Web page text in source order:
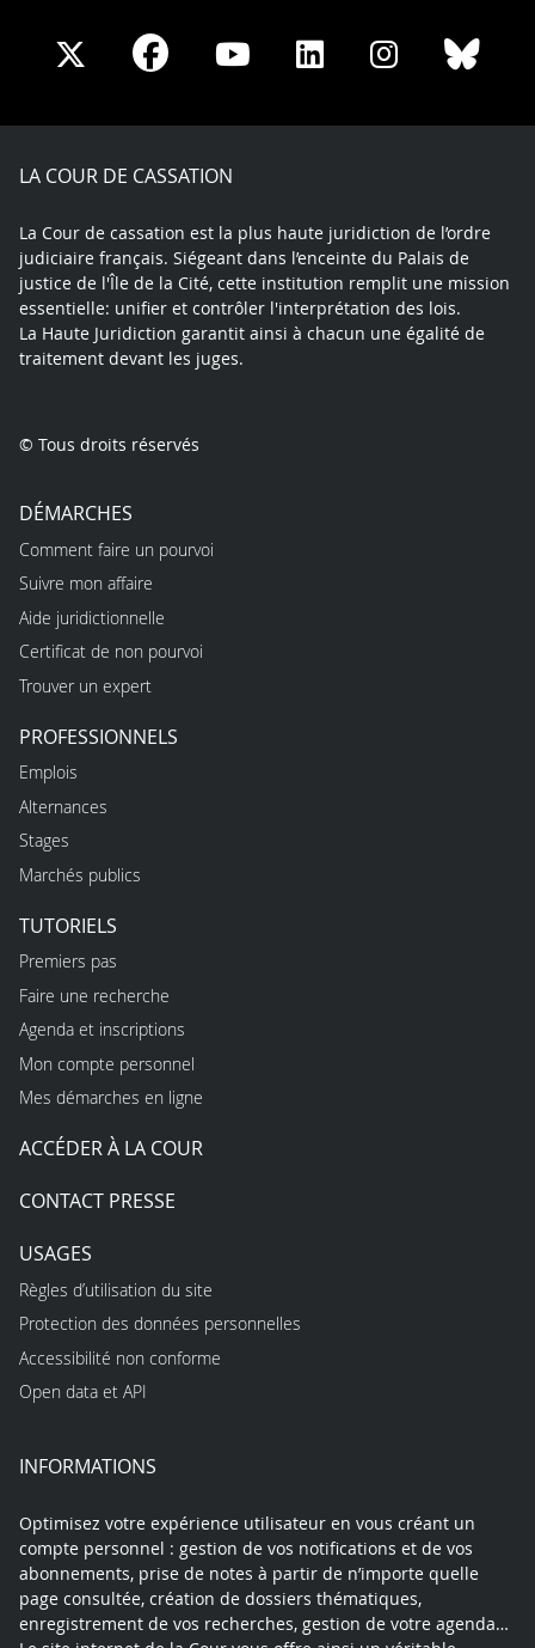
Share
X
Share
Facebook
Share
Youtube
Share
LinkedIn
Share
Instagram
LA COUR DE CASSATION
La Cour de cassation est la plus haute juridiction de l’ordre
judiciaire français. Siégeant dans l’enceinte du Palais de
justice de l'Île de la Cité, cette institution remplit une mission
essentielle: unifier et contrôler l'interprétation des lois.
La Haute Juridiction garantit ainsi à chacun une égalité de
traitement devant les juges.
© Tous droits réservés
DÉMARCHES
Comment faire un pourvoi
Suivre mon affaire
Aide juridictionnelle
Certificat de non pourvoi
Trouver un expert
PROFESSIONNELS
Emplois
Alternances
Stages
Marchés publics
TUTORIELS
Premiers pas
Faire une recherche
Agenda et inscriptions
Mon compte personnel
Mes démarches en ligne
ACCÉDER À LA COUR
CONTACT PRESSE
USAGES
Règles d’utilisation du site
Protection des données personnelles
Accessibilité non conforme
Open data et API
INFORMATIONS
Optimisez votre expérience utilisateur en vous créant un
compte personnel : gestion de vos notifications et de vos
abonnements, prise de notes à partir de n’importe quelle
page consultée, création de dossiers thématiques,
enregistrement de vos recherches, gestion de votre agenda…